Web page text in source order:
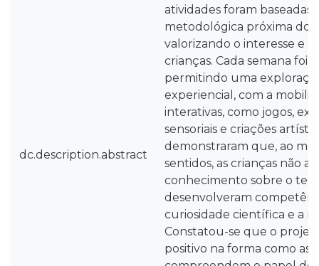
dc.description.abstract
atividades foram
metodológica próxima do
valorizando o interesse e a
crianças. Cada semana foi
permitindo uma
experiencial, com a
interativas, como jogos,
sensoriais e criações
demonstraram que, ao
sentidos, as crianças não
conhecimento sobre o
desenvolveram
curiosidade científica e a
Constatou-se que o
positivo na forma como as